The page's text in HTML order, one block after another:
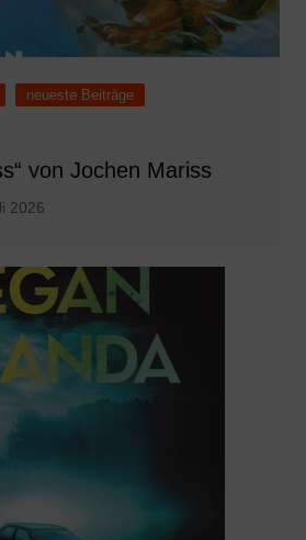
neueste Beiträge
von Jochen Mariss
2026